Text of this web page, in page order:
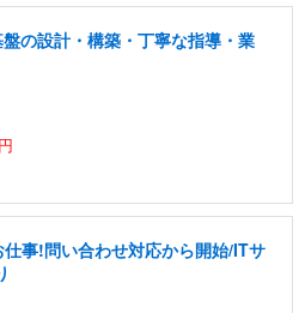
の設計・構築・丁寧な指導・業
事!問い合わせ対応から開始/ITサ